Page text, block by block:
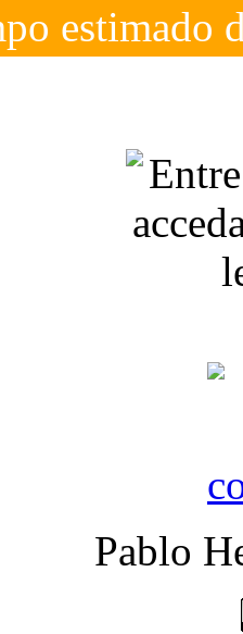
estimado
Pablo